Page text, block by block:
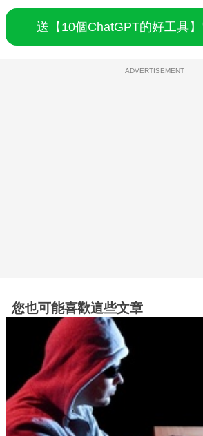
送【10個ChatGPT的好工具
ADVERTISEMENT
您也可能喜歡這些文章